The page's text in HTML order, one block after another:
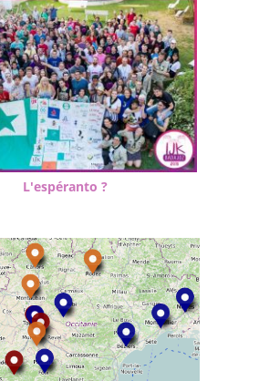
L'espéranto ?